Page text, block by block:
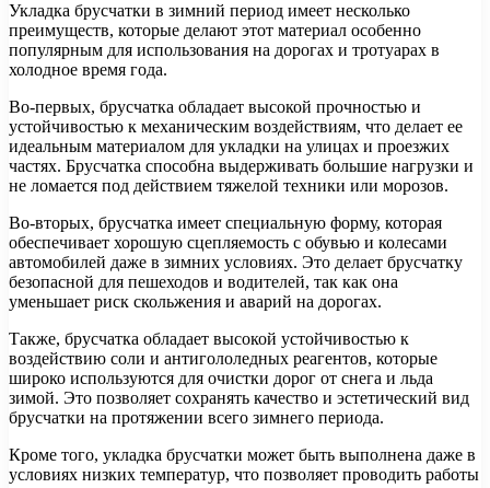
Укладка брусчатки в зимний период имеет несколько
преимуществ, которые делают этот материал особенно
популярным для использования на дорогах и тротуарах в
холодное время года.
Во-первых, брусчатка обладает высокой прочностью и
устойчивостью к механическим воздействиям, что делает ее
идеальным материалом для укладки на улицах и проезжих
частях. Брусчатка способна выдерживать большие нагрузки и
не ломается под действием тяжелой техники или морозов.
Во-вторых, брусчатка имеет специальную форму, которая
обеспечивает хорошую сцепляемость с обувью и колесами
автомобилей даже в зимних условиях. Это делает брусчатку
безопасной для пешеходов и водителей, так как она
уменьшает риск скольжения и аварий на дорогах.
Также, брусчатка обладает высокой устойчивостью к
воздействию соли и антигололедных реагентов, которые
широко используются для очистки дорог от снега и льда
зимой. Это позволяет сохранять качество и эстетический вид
брусчатки на протяжении всего зимнего периода.
Кроме того, укладка брусчатки может быть выполнена даже в
условиях низких температур, что позволяет проводить работы